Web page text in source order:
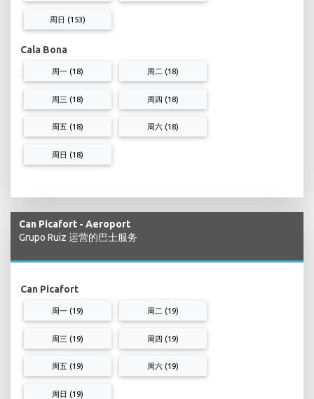
周日 (153)
Cala Bona
周一 (18) 周二 (18)
周三 (18) 周四 (18)
周五 (18) 周六 (18)
周日 (18)
Can Picafort - Aeroport
Grupo Ruiz 运营的巴士服务
Can Picafort
周一 (19) 周二 (19)
周三 (19) 周四 (19)
周五 (19) 周六 (19)
周日 (19)